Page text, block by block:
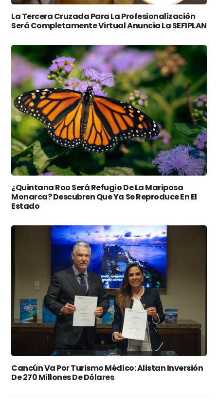
La Tercera Cruzada Para La Profesionalización
Será Completamente Virtual Anuncia La SEFIPLAN
¿Quintana Roo Será Refugio De La Mariposa
Monarca? Descubren Que Ya Se Reproduce En El
Estado
Cancún Va Por Turismo Médico: Alistan Inversión
De 270 Millones De Dólares